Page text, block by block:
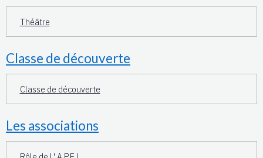
Théâtre
Classe de découverte
Classe de découverte
Les associations